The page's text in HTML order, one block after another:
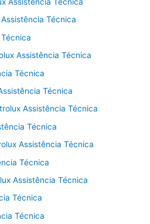
Técnica
Assistência Técnica
Técnica
Técnica
Assistência Técnica
Técnica
Assistência Técnica
Técnica
Assistência Técnica
Técnica
Técnica